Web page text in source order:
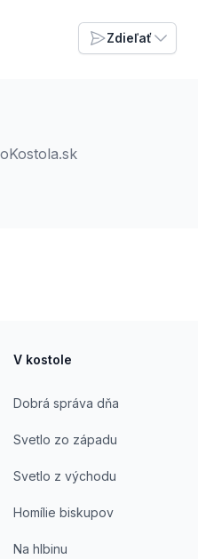
Zdieľať
V kostole
Dobrá správa dňa
Svetlo zo západu
Svetlo z východu
Homílie biskupov
Na hlbinu